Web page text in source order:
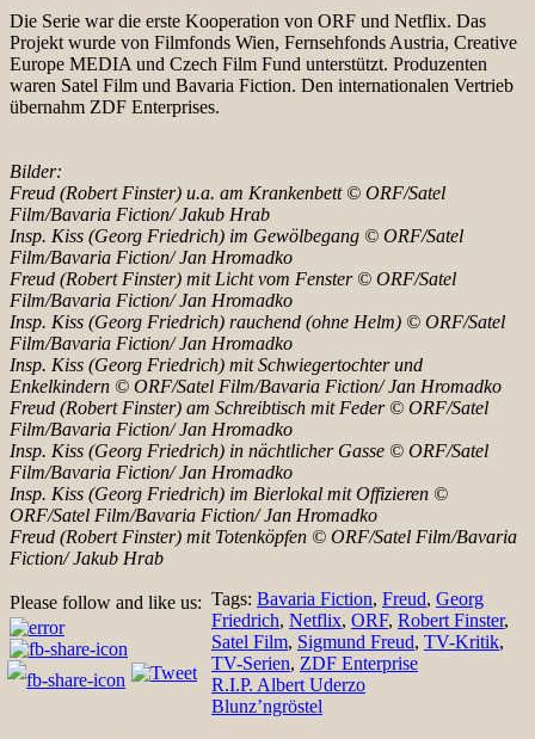
Die Serie war die erste Kooperation von ORF und Netflix. Das
Projekt wurde von Filmfonds Wien, Fernsehfonds Austria, Creative
Europe MEDIA und Czech Film Fund unterstützt. Produzenten
waren Satel Film und Bavaria Fiction. Den internationalen Vertrieb
übernahm ZDF Enterprises.
Bilder:
Freud (Robert Finster) u.a. am Krankenbett © ORF/Satel
Film/Bavaria Fiction/ Jakub Hrab
Insp. Kiss (Georg Friedrich) im Gewölbegang © ORF/Satel
Film/Bavaria Fiction/ Jan Hromadko
Freud (Robert Finster) mit Licht vom Fenster © ORF/Satel
Film/Bavaria Fiction/ Jan Hromadko
Insp. Kiss (Georg Friedrich) rauchend (ohne Helm) © ORF/Satel
Film/Bavaria Fiction/ Jan Hromadko
Insp. Kiss (Georg Friedrich) mit Schwiegertochter und
Enkelkindern © ORF/Satel Film/Bavaria Fiction/ Jan Hromadko
Freud (Robert Finster) am Schreibtisch mit Feder © ORF/Satel
Film/Bavaria Fiction/ Jan Hromadko
Insp. Kiss (Georg Friedrich) in nächtlicher Gasse © ORF/Satel
Film/Bavaria Fiction/ Jan Hromadko
Insp. Kiss (Georg Friedrich) im Bierlokal mit Offizieren ©
ORF/Satel Film/Bavaria Fiction/ Jan Hromadko
Freud (Robert Finster) mit Totenköpfen © ORF/Satel Film/Bavaria
Fiction/ Jakub Hrab
Please follow and like us: Tags: Bavaria Fiction, Freud, Georg
Friedrich, Netflix, ORF, Robert Finster,
Satel Film, Sigmund Freud, TV-Kritik,
TV-Serien, ZDF Enterprise
BeitragsnavigationR.I.P. Albert Uderzo
Blunz’ngröstel